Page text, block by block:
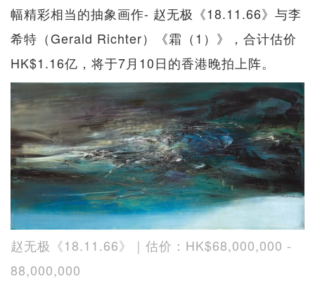
幅精彩相当的抽象画作- 赵无极《18.11.66》与李
希特（Gerald Richter）《霜（1）》，合计估价
HK$1.16亿，将于7月10日的香港晚拍上阵。
赵无极《18.11.66》｜估价：HK$68,000,000 -
88,000,000